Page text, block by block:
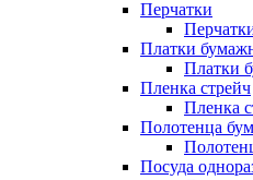
Перчатки
Платки
Платки
Пленка стрейч
Пленка
Полотенца
Посуда